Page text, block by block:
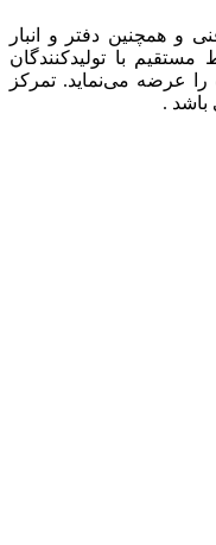
و همچنین دفتر و انبار
با تولیدکنندگان
عرضه می‌نماید. تمرکز
.